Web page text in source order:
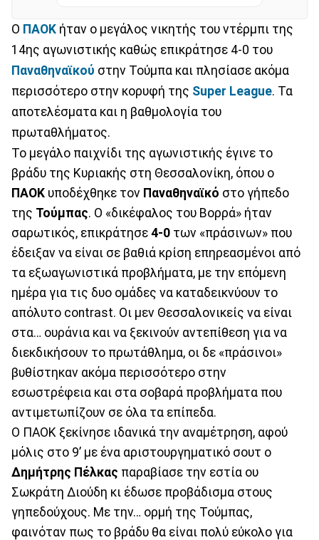
Ο ΠΑΟΚ ήταν ο μεγάλος νικητής του ντέρμπι της
14ης αγωνιστικής καθώς επικράτησε 4-0 του
Παναθηναϊκού στην Τούμπα και πλησίασε ακόμα
περισσότερο στην κορυφή της Super League. Τα
αποτελέσματα και η βαθμολογία του
πρωταθλήματος.
Το μεγάλο παιχνίδι της αγωνιστικής έγινε το
βράδυ της Κυριακής στη Θεσσαλονίκη, όπου ο
ΠΑΟΚ υποδέχθηκε τον Παναθηναϊκό στο γήπεδο
της Τούμπας. Ο «δικέφαλος του Βορρά» ήταν
σαρωτικός, επικράτησε 4-0 των «πράσινων» που
έδειξαν να είναι σε βαθιά κρίση επηρεασμένοι από
τα εξωαγωνιστικά προβλήματα, με την επόμενη
ημέρα για τις δυο ομάδες να καταδεικνύουν το
απόλυτο contrast. Οι μεν Θεσσαλονικείς να είναι
στα… ουράνια και να ξεκινούν αντεπίθεση για να
διεκδικήσουν το πρωτάθλημα, οι δε «πράσινοι»
βυθίστηκαν ακόμα περισσότερο στην
εσωστρέφεια και στα σοβαρά προβλήματα που
αντιμετωπίζουν σε όλα τα επίπεδα.
Ο ΠΑΟΚ ξεκίνησε ιδανικά την αναμέτρηση, αφού
μόλις στο 9’ με ένα αριστουργηματικό σουτ ο
Δημήτρης Πέλκας παραβίασε την εστία ου
Σωκράτη Διούδη κι έδωσε προβάδισμα στους
γηπεδούχους. Με την… ορμή της Τούμπας,
φαινόταν πως το βράδυ θα είναι πολύ εύκολο για